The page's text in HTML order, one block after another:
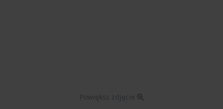
Powiększ zdjęcie